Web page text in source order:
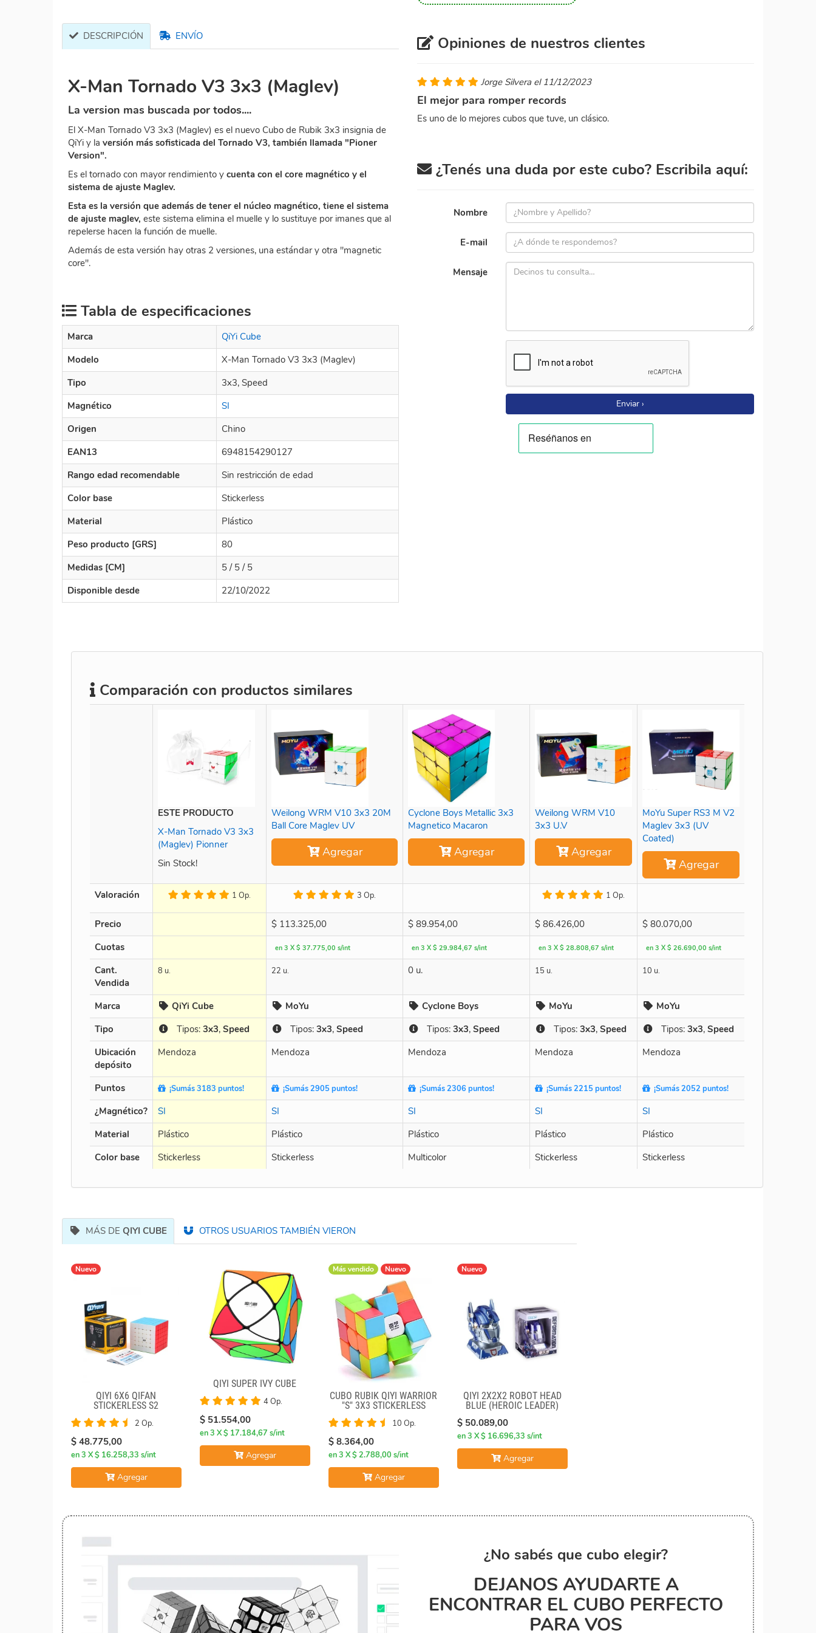
DESCRIPCIÓN ENVÍO
X-Man Tornado V3 3x3 (Maglev)
La version mas buscada por todos....
El X-Man Tornado V3 3x3 (Maglev) es el nuevo Cubo de Rubik 3x3 insignia de
QiYi y la versión más sofisticada del Tornado V3, también llamada "Pioner
Version".
Es el tornado con mayor rendimiento y cuenta con el core magnético y el
sistema de ajuste Maglev.
Esta es la versión que además de tener el núcleo magnético, tiene el sistema
de ajuste maglev, este sistema elimina el muelle y lo sustituye por imanes que al
repelerse hacen la función de muelle.
Además de esta versión hay otras 2 versiones, una estándar y otra "magnetic
core".
Tabla de especificaciones
Marca
QiYi Cube
Modelo
X-Man Tornado V3 3x3 (Maglev)
Tipo
3x3, Speed
Magnético
SI
Origen
Chino
EAN13
6948154290127
Rango edad recomendable
Sin restricción de edad
Color base
Stickerless
Material
Plástico
Peso producto [GRS]
80
Medidas [CM]
5 / 5 / 5
Disponible desde
22/10/2022
Opiniones de nuestros clientes
Jorge Silvera el 11/12/2023
El mejor para romper records
Es uno de lo mejores cubos que tuve, un clásico.
¿Tenés una duda por este cubo? Escribila aquí:
Nombre
E-mail
Mensaje
Enviar ›
Comparación con productos similares
ESTE PRODUCTO
X-Man Tornado V3 3x3
(Maglev) Pionner
Sin Stock!
Weilong WRM V10 3x3 20M
Ball Core Maglev UV
Agregar
Cyclone Boys Metallic 3x3
Magnetico Macaron
Agregar
Weilong WRM V10
3x3 U.V
Agregar
MoYu Super RS3 M V2
Maglev 3x3 (UV
Coated)
Agregar
Valoración 1 Op. 3 Op. 1 Op.
Precio $ 113.325,00 $ 89.954,00 $ 86.426,00 $ 80.070,00
Cuotas
en 3 X $ 37.775,00 s/int en 3 X $ 29.984,67 s/int en 3 X $ 28.808,67 s/int en 3 X $ 26.690,00 s/int
Cant.
Vendida
8 u. 22 u. 0 u. 15 u. 10 u.
Marca QiYi Cube MoYu Cyclone Boys MoYu
MoYu
Tipo
Tipos: 3x3, Speed Tipos: 3x3, Speed Tipos: 3x3, Speed Tipos: 3x3, Speed Tipos: 3x3, Speed
Ubicación
depósito
Mendoza Mendoza Mendoza Mendoza Mendoza
Puntos ¡Sumás 3183 puntos! ¡Sumás 2905 puntos! ¡Sumás 2306 puntos! ¡Sumás 2215 puntos! ¡Sumás 2052 puntos!
¿Magnético? SI SI SI SI
SI
Material
Plástico Plástico Plástico Plástico
Plástico
Color base
Stickerless Stickerless Multicolor Stickerless Stickerless
MÁS DE QIYI CUBE OTROS USUARIOS TAMBIÉN VIERON
Nuevo
QIYI 6X6 QIFAN
STICKERLESS S2
2 Op.
$ 48.775,00
en 3 X $ 16.258,33 s/int
Agregar
QIYI SUPER IVY CUBE
4 Op.
$ 51.554,00
en 3 X $ 17.184,67 s/int
Agregar
Más vendido Nuevo
CUBO RUBIK QIYI WARRIOR
"S" 3X3 STICKERLESS
10 Op.
$ 8.364,00
en 3 X $ 2.788,00 s/int
Agregar
Nuevo
QIYI 2X2X2 ROBOT HEAD
BLUE (HEROIC LEADER)
$ 50.089,00
en 3 X $ 16.696,33 s/int
Agregar
¿No sabés que cubo elegir?
DEJANOS AYUDARTE A
ENCONTRAR EL CUBO PERFECTO
PARA VOS